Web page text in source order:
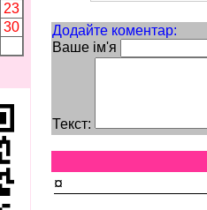
23
30
Додайте коментар:
Ваше ім'я
Текст:
¤